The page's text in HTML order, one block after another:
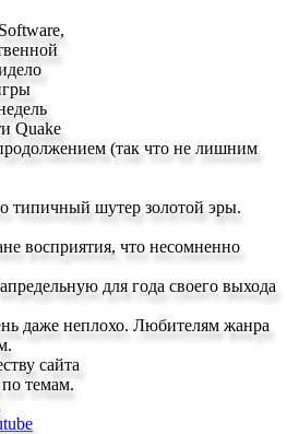
Quake
(так что не лишним
типичный шутер золотой эры.
восприятия, что несомненно
для года своего выхода
даже неплохо. Любителям жанра
сайта
темам.